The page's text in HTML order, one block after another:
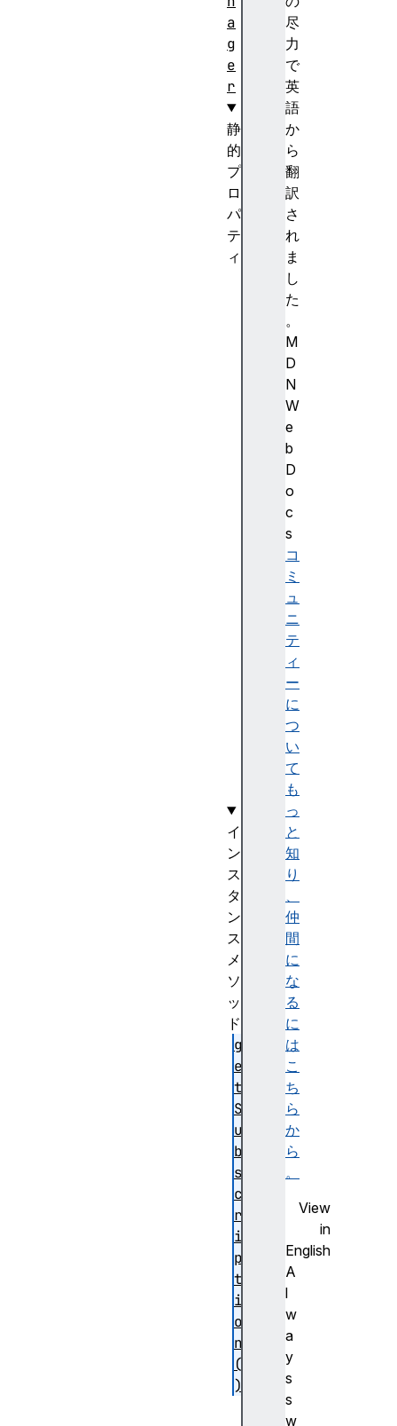
尽
力
で
英
語
か
ら
翻
訳
さ
れ
ま
し
た
。
M
D
N
W
e
b
D
o
c
s
コ
ミ
ュ
ニ
テ
ィ
ー
に
つ
い
て
も
っ
と
知
り
、
仲
間
に
な
る
に
は
こ
ち
ら
か
ら
。
View
in
English
A
l
w
a
y
s
s
w
a
g
e
r
静
的
プ
ロ
パ
テ
ィ
イ
ン
ス
タ
ン
ス
メ
ソ
ッ
ド
g
e
t
S
u
b
s
c
r
i
p
t
i
o
n
(
)